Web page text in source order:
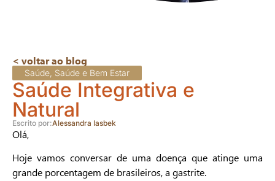
< voltar ao blog
Saúde Saúde e Bem Estar
Saúde Integrativa e
Natural
Escrito por:Alessandra Iasbek
Olá,
Hoje vamos conversar de uma doença que atinge uma
grande porcentagem de brasileiros, a gastrite.